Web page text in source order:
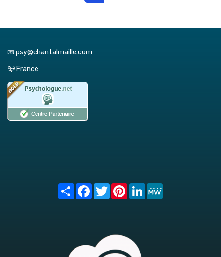
📧 psy@chantalmaille.com
📪 France
Share FacebookTwitterPinterest
LinkedIn